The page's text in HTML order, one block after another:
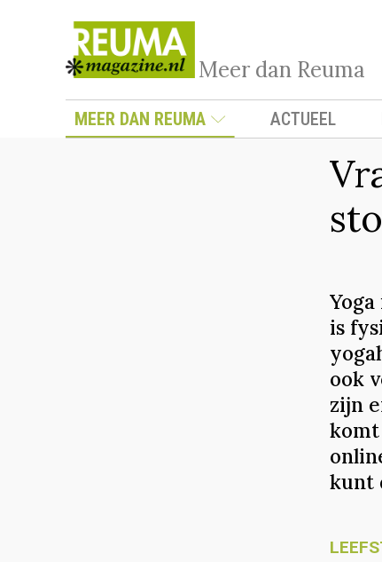
Meer dan Reuma
MEER DAN REUMA ACTUEEL
is
ook
zijn
komt
kunt